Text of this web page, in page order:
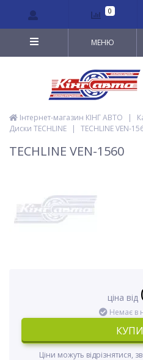
0
МЕНЮ
Інтернет-магазин КІНГ АВТО |
Диски TECHLINE
| TECHLINE VEN-
TECHLINE VEN-1560
ціна від
Немає в
Ціни можуть відрізнятися,